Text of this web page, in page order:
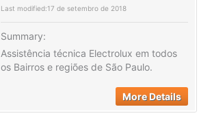
Last modified:17 de setembro de 2018
Summary:
Assistência técnica Electrolux em todos
os Bairros e regiões de São Paulo.
More Details